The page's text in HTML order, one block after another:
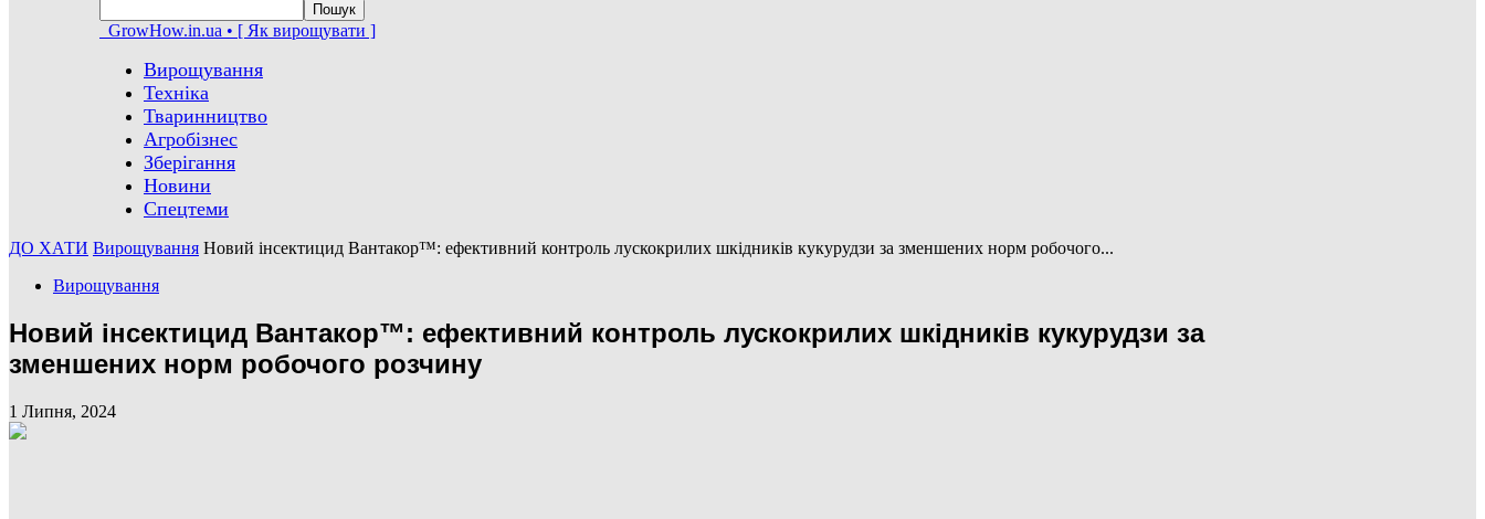
GrowHow.in.ua • [ Як вирощувати ]
Вирощування
Техніка
Тваринництво
Агробізнес
Зберігання
Новини
Спецтеми
ДО ХАТИ Вирощування Новий інсектицид Вантакор™: ефективний контроль лускокрилих шкідників кукурудзи за зменшених норм робочого...
Вирощування
Новий інсектицид Вантакор™: ефективний контроль лускокрилих шкідників кукурудзи за
зменшених норм робочого розчину
1 Липня, 2024